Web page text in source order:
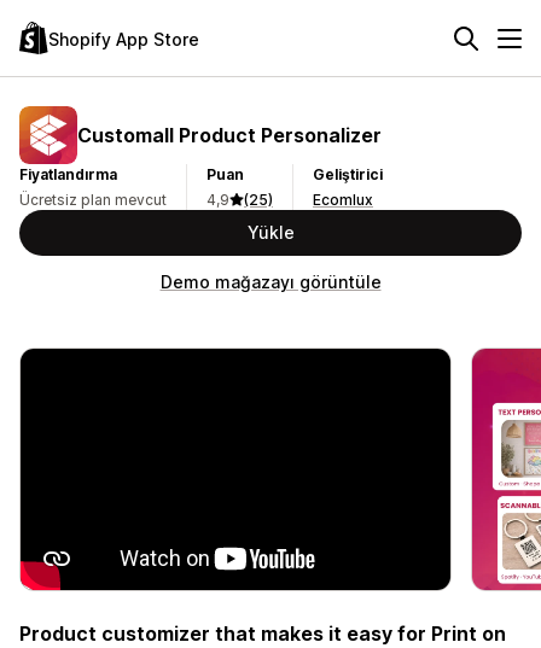
Shopify App Store
Customall Product Personalizer
Fiyatlandırma
Ücretsiz plan mevcut
Puan
4,9
(25)
Geliştirici
Ecomlux
Yükle
Demo mağazayı görüntüle
Product customizer that makes it easy for Print on